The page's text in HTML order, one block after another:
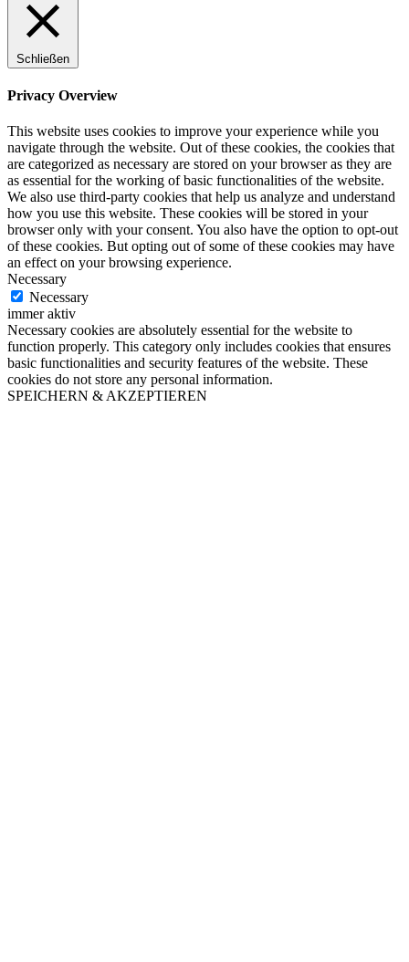
Schließen
Privacy Overview
This website uses cookies to improve your experience while you
navigate through the website. Out of these cookies, the cookies that
are categorized as necessary are stored on your browser as they are
as essential for the working of basic functionalities of the website.
We also use third-party cookies that help us analyze and understand
how you use this website. These cookies will be stored in your
browser only with your consent. You also have the option to opt-out
of these cookies. But opting out of some of these cookies may have
an effect on your browsing experience.
Necessary
Necessary
immer aktiv
Necessary cookies are absolutely essential for the website to
function properly. This category only includes cookies that ensures
basic functionalities and security features of the website. These
cookies do not store any personal information.
SPEICHERN & AKZEPTIEREN